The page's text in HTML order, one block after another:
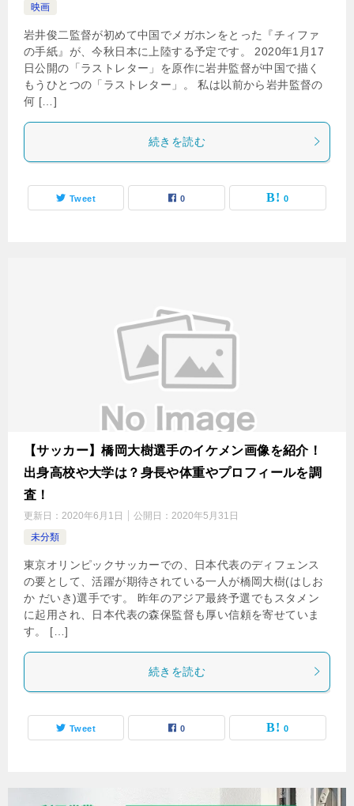
映画
岩井俊二監督が初めて中国でメガホンをとった『チィファ
の手紙』が、今秋日本に上陸する予定です。 2020年1月17
日公開の「ラストレター」を原作に岩井監督が中国で描く
もうひとつの「ラストレター」。 私は以前から岩井監督の
何 […]
続きを読む
Tweet 0 0
【サッカー】橋岡大樹選手のイケメン画像を紹介！
出身高校や大学は？身長や体重やプロフィールを調
査！
更新日： 2020年6月1日 公開日： 2020年5月31日
未分類
東京オリンピックサッカーでの、日本代表のディフェンス
の要として、活躍が期待されている一人が橋岡大樹(はしお
か だいき)選手です。 昨年のアジア最終予選でもスタメン
に起用され、日本代表の森保監督も厚い信頼を寄せていま
す。 […]
続きを読む
Tweet 0 0